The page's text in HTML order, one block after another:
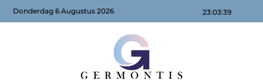
23:03:40
Donderdag 6 Augustus 2026